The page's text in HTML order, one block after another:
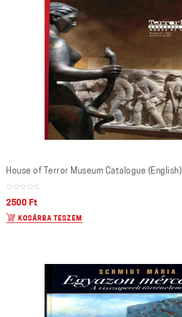
House of Terror Museum Catalogue (English)
2500 Ft
KOSÁRBA TESZEM